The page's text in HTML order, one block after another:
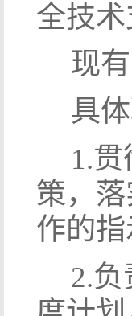
全技
现
具
1.
策，
作的
2.